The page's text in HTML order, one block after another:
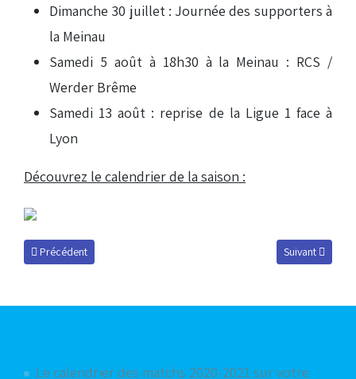
Dimanche 30 juillet : Journée des supporters à
la Meinau
Samedi 5 août à 18h30 à la Meinau : RCS /
Werder Brême
Samedi 13 août : reprise de la Ligue 1 face à
Lyon
Découvrez le calendrier de la saison :
Article précédent : Une équipe réserve renforcée
Précédent Article suivant
Suivant
Le calendrier des matchs 2020-2021 sur votre